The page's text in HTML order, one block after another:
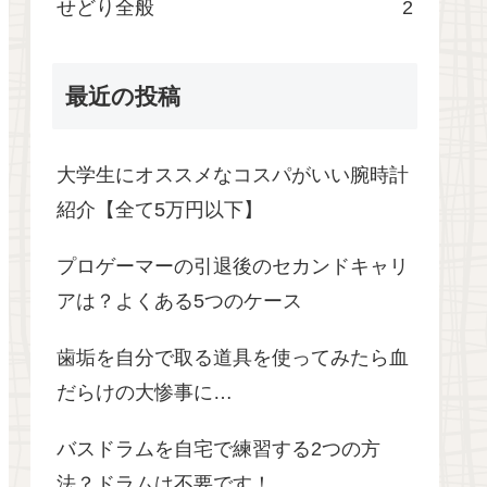
せどり全般 2
最近の投稿
大学生にオススメなコスパがいい腕時計
紹介【全て5万円以下】
プロゲーマーの引退後のセカンドキャリ
アは？よくある5つのケース
歯垢を自分で取る道具を使ってみたら血
だらけの大惨事に…
バスドラムを自宅で練習する2つの方